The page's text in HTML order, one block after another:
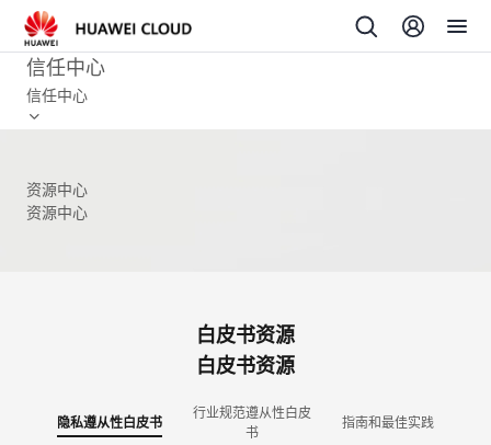
信任中心
信任中心
资源中心
资源中心
白皮书资源
白皮书资源
隐私遵从性白皮书
行业规范遵从性白皮
书
指南和最佳实践